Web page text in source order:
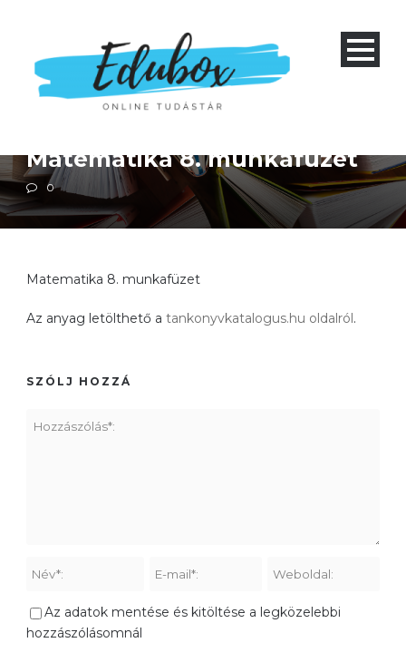
Matematika 8. munkafüzet
0
Matematika 8. munkafüzet
Az anyag letölthető a tankonyvkatalogus.hu oldalról.
SZÓLJ HOZZÁ
Az adatok mentése és kitöltése a legközelebbi
hozzászólásomnál